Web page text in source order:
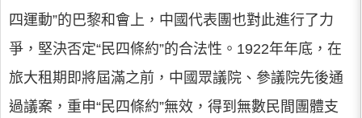
四運動”的巴黎和會上，中國代表團也對此進行了力
爭，堅決否定“民四條約”的合法性。1922年年底，在
旅大租期即將屆滿之前，中國眾議院、參議院先後通
過議案，重申“民四條約”無效，得到無數民間團體支